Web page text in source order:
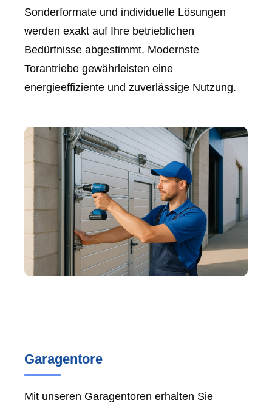
Sonderformate und individuelle Lösungen
werden exakt auf Ihre betrieblichen
Bedürfnisse abgestimmt. Modernste
Torantriebe gewährleisten eine
energieeffiziente und zuverlässige Nutzung.
Garagentore
Mit unseren Garagentoren erhalten Sie